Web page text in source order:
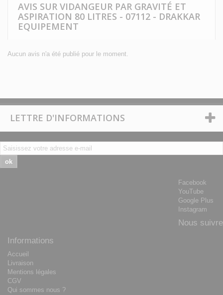
AVIS SUR VIDANGEUR PAR GRAVITÉ ET
ASPIRATION 80 LITRES - 07112 - DRAKKAR
EQUIPEMENT
Aucun avis n'a été publié pour le moment.
LETTRE D'INFORMATIONS
ok
Facebook
YouTube
Google Plus
Instagram
Nous suivre
Informations
Accueil
Livraison
Mentions légales
CGV
Qui sommes nous ?